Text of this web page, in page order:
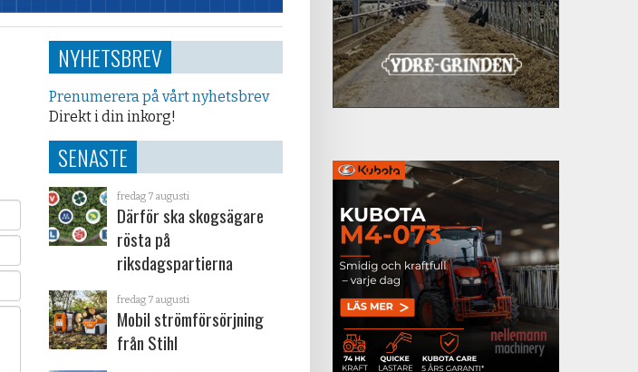
NYHETSBREV
Prenumerera på vårt nyhetsbrev
Direkt i din inkorg!
SENASTE
fredag 7 augusti
Därför ska skogsägare
rösta på
riksdagspartierna
fredag 7 augusti
Mobil strömförsörjning
från Stihl